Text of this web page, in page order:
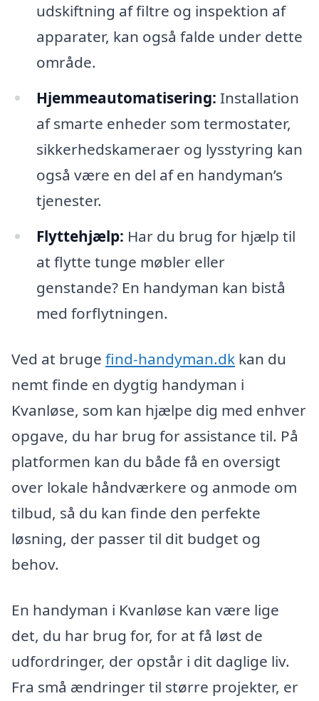
udskiftning af filtre og inspektion af
apparater, kan også falde under dette
område.
Hjemmeautomatisering: Installation
af smarte enheder som termostater,
sikkerhedskameraer og lysstyring kan
også være en del af en handyman’s
tjenester.
Flyttehjælp: Har du brug for hjælp til
at flytte tunge møbler eller
genstande? En handyman kan bistå
med forflytningen.
Ved at bruge find-handyman.dk kan du
nemt finde en dygtig handyman i
Kvanløse, som kan hjælpe dig med enhver
opgave, du har brug for assistance til. På
platformen kan du både få en oversigt
over lokale håndværkere og anmode om
tilbud, så du kan finde den perfekte
løsning, der passer til dit budget og
behov.
En handyman i Kvanløse kan være lige
det, du har brug for, for at få løst de
udfordringer, der opstår i dit daglige liv.
Fra små ændringer til større projekter, er